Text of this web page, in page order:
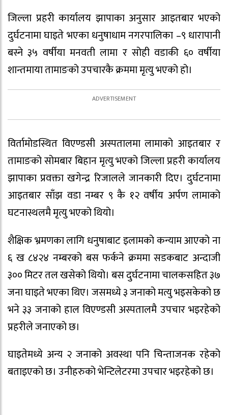
जिल्ला प्रहरी कार्यालय झापाका अनुसार आइतबार भएको
दुर्घटनामा घाइते भएका धनुषाधाम नगरपालिका –९ धारापानी
बस्ने ३५ वर्षीया मनवती लामा र सोही वडाकी ६० वर्षीया
शान्तमाया तामाङको उपचारकै क्रममा मृत्यु भएको हो।
विर्तामोडस्थित विएण्डसी अस्पतालमा लामाको आइतबार र
तामाङको सोमबार बिहान मृत्यु भएको जिल्ला प्रहरी कार्यालय
झापाका प्रवक्ता खगेन्द्र रिजालले जानकारी दिए। दुर्घटनामा
आइतबार साँझ वडा नम्बर ९ कै १२ वर्षीय अर्पण लामाको
घटनास्थलमै मृत्यु भएको थियो।
शैक्षिक भ्रमणका लागि धनुषाबाट इलामको कन्याम आएको ना
६ ख ८४२४ नम्बरको बस फर्कने क्रममा सडकबाट अन्दाजी
३०० मिटर तल खसेको थियो। बस दुर्घटनामा चालकसहित ३७
जना घाइते भएका थिए। जसमध्ये ३ जनाको मत्यु भइसकेको छ
भने ३३ जनाको हाल विएण्डसी अस्पतालमै उपचार भइरहेको
प्रहरीले जनाएको छ।
घाइतेमध्ये अन्य २ जनाको अवस्था पनि चिन्ताजनक रहेको
बताइएको छ। उनीहरुको भेन्टिलेटरमा उपचार भइरहेको छ।